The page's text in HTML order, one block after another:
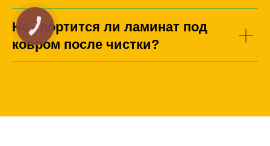
Не спортится ли ламинат под
ковром после чистки?